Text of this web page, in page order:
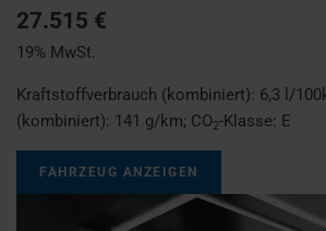
27.515 €
19% MwSt.
Kraftstoffverbrauch (kombiniert): 6,3 l/
(kombiniert): 141 g/km; CO2-Klasse: E
FAHRZEUG ANZEIGEN